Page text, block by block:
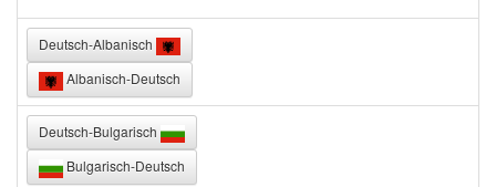
Deutsch-Albanisch
Albanisch-Deutsch
Deutsch-Bulgarisch
Bulgarisch-Deutsch